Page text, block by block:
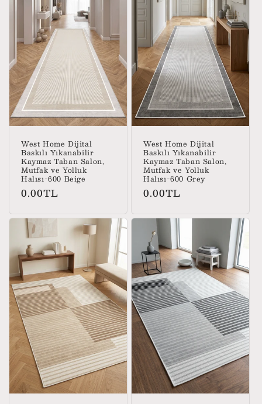
West Home Dijital
Baskılı Yıkanabilir
Kaymaz Taban Salon,
Mutfak ve Yolluk
Halısı-600 Beige
Normal
0.00TL
West Home Dijital
Baskılı Yıkanabilir
Kaymaz Taban Salon,
Mutfak ve Yolluk
Halısı-600 Grey
Normal
0.00TL